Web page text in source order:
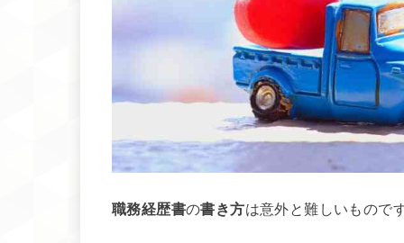
職務経歴書の書き方は意外と難しいもので